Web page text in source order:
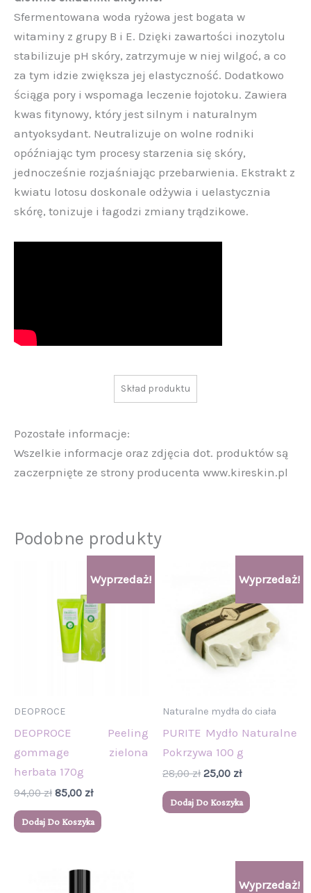
Sfermentowana woda ryżowa jest bogata w
witaminy z grupy B i E. Dzięki zawartości inozytolu
stabilizuje pH skóry, zatrzymuje w niej wilgoć, a co
za tym idzie zwiększa jej elastyczność. Dodatkowo
ściąga pory i wspomaga leczenie łojotoku. Zawiera
kwas fitynowy, który jest silnym i naturalnym
antyoksydant. Neutralizuje on wolne rodniki
opóźniając tym procesy starzenia się skóry,
jednocześnie rozjaśniając przebarwienia. Ekstrakt z
kwiatu lotosu doskonale odżywia i uelastycznia
skórę, tonizuje i łagodzi zmiany trądzikowe.
Skład produktu
Pozostałe informacje:
Wszelkie informacje oraz zdjęcia dot. produktów są
zaczerpnięte ze strony producenta www.kireskin.pl
Podobne produkty
Wyprzedaż!
DEOPROCE
DEOPROCE Peeling
gommage zielona
herbata 170g
94,00zł
wynosiła:
94,00 zł.
85,00 zł
cena
85,00 zł.
Dodaj Do Koszyka
Wyprzedaż!
Naturalne mydła do ciała
PURITE Mydło Naturalne
Pokrzywa 100 g
28,00zł
wynosiła:
28,00 zł.
25,00 zł
cena
25,00 zł.
Dodaj Do Koszyka
Wyprzedaż!
cena